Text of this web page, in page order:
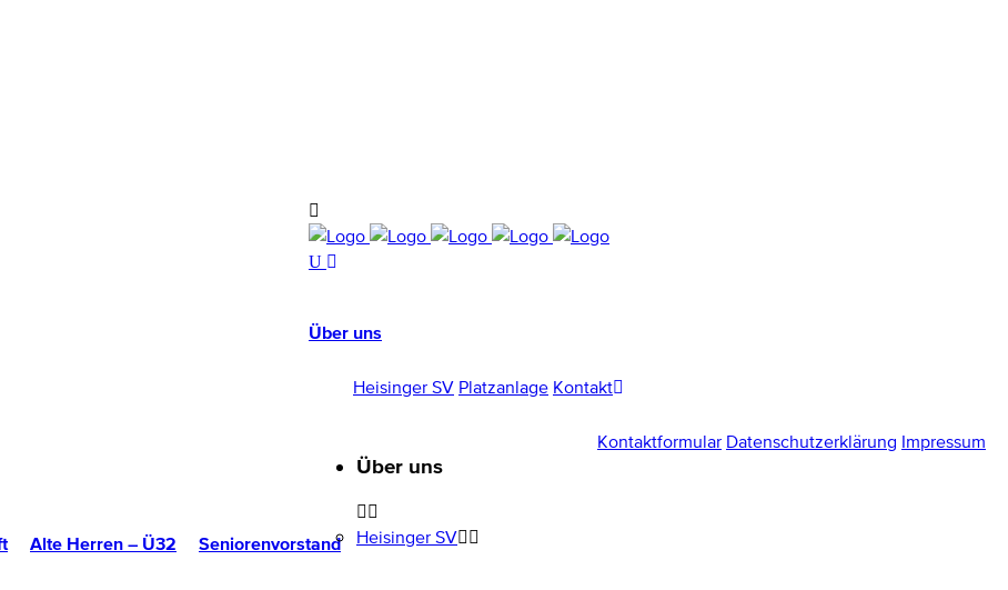
Über uns
Heisinger SV Platzanlage Kontakt
Kontaktformular Datenschutzerklärung Impressum
Alte Herren – Ü32 Seniorenvorstand
Über uns
Heisinger SV